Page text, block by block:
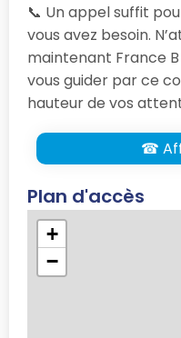
📞 Un appel suffit
vous avez besoin.
maintenant France
vous guider par ce
hauteur de vos
☎
Plan d'accès
+
−